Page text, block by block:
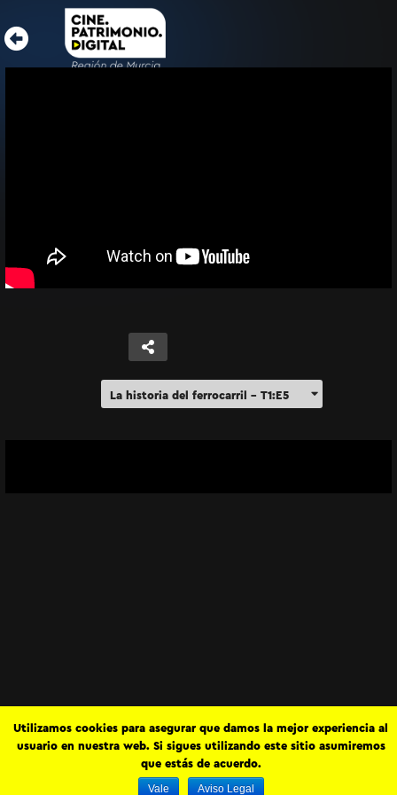
La historia del ferrocarril – T1:E5
Utilizamos cookies para asegurar que damos la mejor experiencia al
usuario en nuestra web. Si sigues utilizando este sitio asumiremos
que estás de acuerdo.
Vale Aviso Legal